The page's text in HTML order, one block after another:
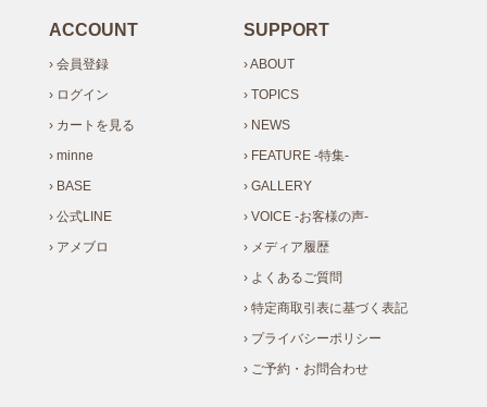
ACCOUNT
› 会員登録
› ログイン
› カートを見る
› minne
› BASE
› 公式LINE
› アメブロ
SUPPORT
› ABOUT
› TOPICS
› NEWS
› FEATURE -特集-
› GALLERY
› VOICE -お客様の声-
› メディア履歴
› よくあるご質問
› 特定商取引表に基づく表記
› プライバシーポリシー
› ご予約・お問合わせ